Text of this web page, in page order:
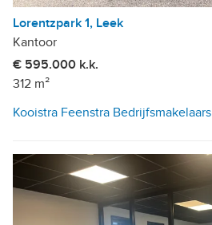
Lorentzpark 1, Leek
Kantoor
€ 595.000 k.k.
312 m²
Kooistra Feenstra Bedrijfsmakelaars